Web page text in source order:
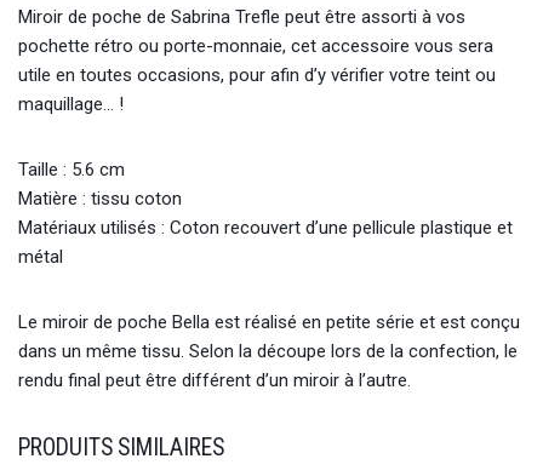
Miroir de poche de Sabrina Trefle peut être assorti à vos
pochette rétro ou porte-monnaie, cet accessoire vous sera
utile en toutes occasions, pour afin d’y vérifier votre teint ou
maquillage… !
Taille : 5.6 cm
Matière : tissu coton
Matériaux utilisés : Coton recouvert d’une pellicule plastique et
métal
Le miroir de poche Bella est réalisé en petite série et est conçu
dans un même tissu. Selon la découpe lors de la confection, le
rendu final peut être différent d’un miroir à l’autre.
PRODUITS SIMILAIRES